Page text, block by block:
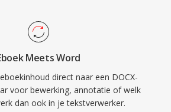
Meets Word
direct naar een DOCX-
voor bewerking, annotatie of welk
dan ook in je tekstverwerker.